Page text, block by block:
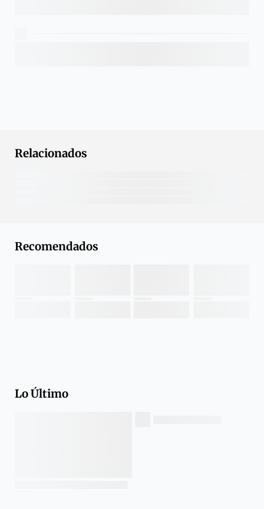
Relacionados
Recomendados
Lo Último